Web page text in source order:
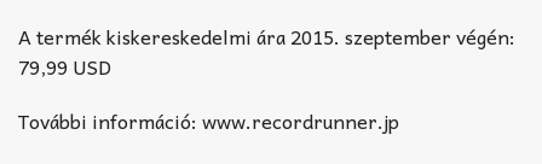
A termék kiskereskedelmi ára 2015. szeptember végén:
79,99 USD
További információ: www.recordrunner.jp